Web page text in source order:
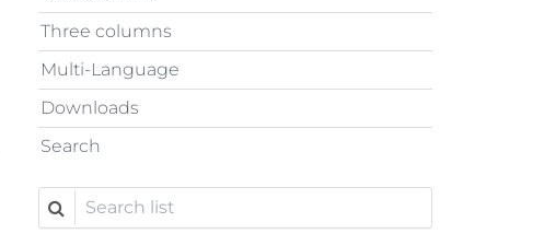
Three columns
Multi-Language
Downloads
Search
Search list